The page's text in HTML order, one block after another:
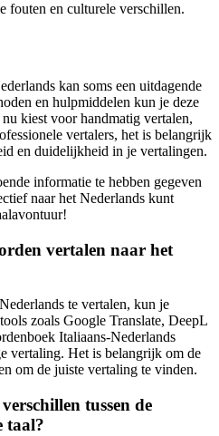
fouten en culturele verschillen.
kan soms een uitdagende
en hulpmiddelen kun je deze
kiest voor handmatig vertalen,
vertalers, het is belangrijk
en duidelijkheid in je vertalingen.
informatie te hebben gegeven
naar het Nederlands kunt
vertalen naar het
te vertalen, kun je
zoals Google Translate, DeepL
Italiaans-Nederlands
vertaling. Het is belangrijk om de
om de juiste vertaling te vinden.
tussen de
taal?